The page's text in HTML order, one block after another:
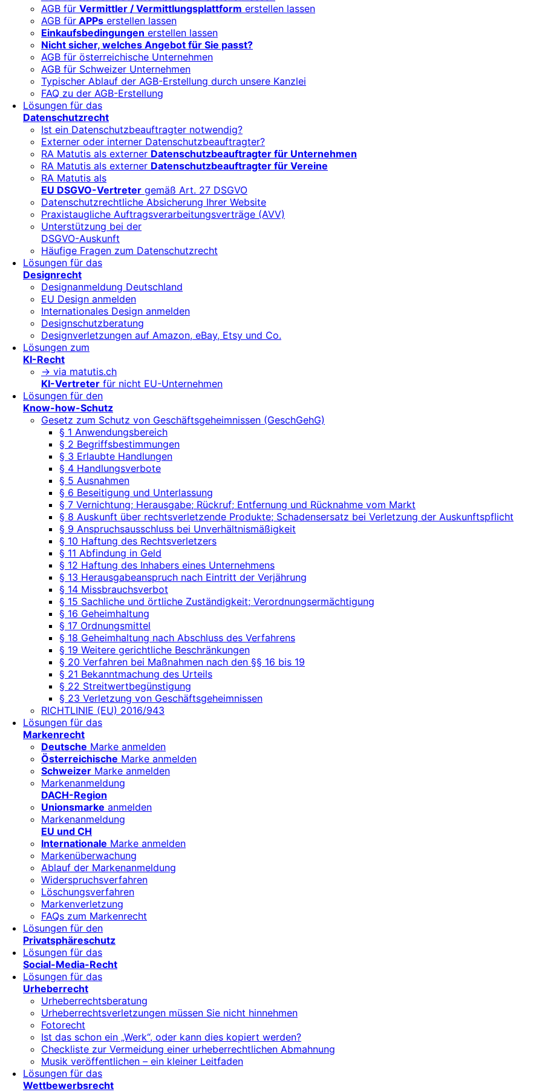
AGB für Vermittler / Vermittlungsplattform erstellen lassen
AGB für APPs erstellen lassen
Einkaufsbedingungen erstellen lassen
Nicht sicher, welches Angebot für Sie passt?
AGB für österreichische Unternehmen
AGB für Schweizer Unternehmen
Typischer Ablauf der AGB-Erstellung durch unsere Kanzlei
FAQ zu der AGB-Erstellung
Lösungen für das
Datenschutzrecht
Ist ein Datenschutzbeauftragter notwendig?
Externer oder interner Datenschutzbeauftragter?
RA Matutis als externer Datenschutzbeauftragter für Unternehmen
RA Matutis als externer Datenschutzbeauftragter für Vereine
RA Matutis als
EU DSGVO-Vertreter gemäß Art. 27 DSGVO
Datenschutzrechtliche Absicherung Ihrer Website
Praxistaugliche Auftragsverarbeitungsverträge (AVV)
Unterstützung bei der
DSGVO-Auskunft
Häufige Fragen zum Datenschutzrecht
Lösungen für das
Designrecht
Designanmeldung Deutschland
EU Design anmelden
Internationales Design anmelden
Designschutzberatung
Designverletzungen auf Amazon, eBay, Etsy und Co.
Lösungen zum
KI-Recht
-> via matutis.ch
KI-Vertreter für nicht EU-Unternehmen
Lösungen für den
Know-how-Schutz
Gesetz zum Schutz von Geschäftsgeheimnissen (GeschGehG)
§ 1 Anwendungsbereich
§ 2 Begriffsbestimmungen
§ 3 Erlaubte Handlungen
§ 4 Handlungsverbote
§ 5 Ausnahmen
§ 6 Beseitigung und Unterlassung
§ 7 Vernichtung; Herausgabe; Rückruf; Entfernung und Rücknahme vom Markt
§ 8 Auskunft über rechtsverletzende Produkte; Schadensersatz bei Verletzung der Auskunftspflicht
§ 9 Anspruchsausschluss bei Unverhältnismäßigkeit
§ 10 Haftung des Rechtsverletzers
§ 11 Abfindung in Geld
§ 12 Haftung des Inhabers eines Unternehmens
§ 13 Herausgabeanspruch nach Eintritt der Verjährung
§ 14 Missbrauchsverbot
§ 15 Sachliche und örtliche Zuständigkeit; Verordnungsermächtigung
§ 16 Geheimhaltung
§ 17 Ordnungsmittel
§ 18 Geheimhaltung nach Abschluss des Verfahrens
§ 19 Weitere gerichtliche Beschränkungen
§ 20 Verfahren bei Maßnahmen nach den §§ 16 bis 19
§ 21 Bekanntmachung des Urteils
§ 22 Streitwertbegünstigung
§ 23 Verletzung von Geschäftsgeheimnissen
RICHTLINIE (EU) 2016/943
Lösungen für das
Markenrecht
Deutsche Marke anmelden
Österreichische Marke anmelden
Schweizer Marke anmelden
Markenanmeldung
DACH-Region
Unionsmarke anmelden
Markenanmeldung
EU und CH
Internationale Marke anmelden
Markenüberwachung
Ablauf der Markenanmeldung
Widerspruchsverfahren
Löschungsverfahren
Markenverletzung
FAQs zum Markenrecht
Lösungen für den
Privatsphäreschutz
Lösungen für das
Social-Media-Recht
Lösungen für das
Urheberrecht
Urheberrechtsberatung
Urheberrechtsverletzungen müssen Sie nicht hinnehmen
Fotorecht
Ist das schon ein „Werk“, oder kann dies kopiert werden?
Checkliste zur Vermeidung einer urheberrechtlichen Abmahnung
Musik veröffentlichen – ein kleiner Leitfaden
Lösungen für das
Wettbewerbsrecht